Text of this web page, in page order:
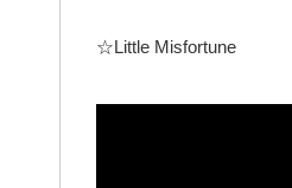
☆Little Misfortune